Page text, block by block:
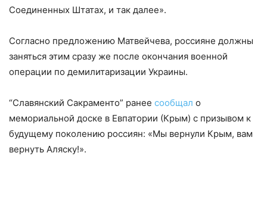
Соединенных Штатах, и так далее».
Согласно предложению Матвейчева, россияне должны
заняться этим сразу же после окончания военной
операции по демилитаризации Украины.
“Славянский Сакраменто” ранее сообщал о
мемориальной доске в Евпатории (Крым) с призывом к
будущему поколению россиян: «Мы вернули Крым, вам
вернуть Аляску!».